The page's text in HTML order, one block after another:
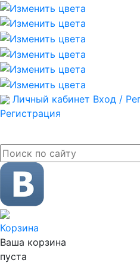
Личный кабинет Вход /
Регистрация
Корзина
Ваша корзина
пуста